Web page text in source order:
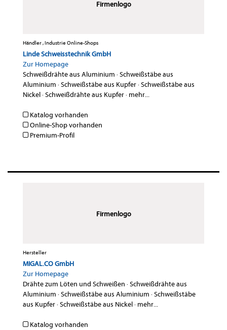
Firmenlogo
Händler , Industrie Online-Shops
Linde Schweisstechnik GmbH
Zur Homepage
Schweißdrähte aus Aluminium ·Schweißstäbe aus
Aluminium ·Schweißstäbe aus Kupfer·Schweißstäbe aus
Nickel·Schweißdrähte aus Kupfer· mehr...
Katalog vorhanden
Online-Shop vorhanden
Premium-Profil
Firmenlogo
Hersteller
MIGAL.CO GmbH
Zur Homepage
Drähte zum Löten und Schweißen ·Schweißdrähte aus
Aluminium ·Schweißstäbe aus Aluminium ·Schweißstäbe
aus Kupfer·Schweißstäbe aus Nickel· mehr...
Katalog vorhanden